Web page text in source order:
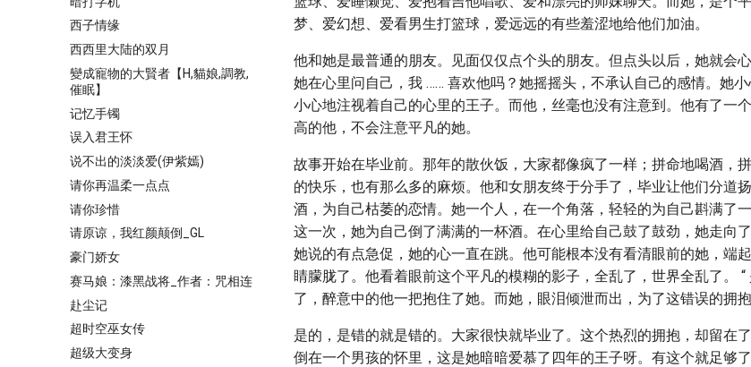
西子情缘
西西里大陆的双月
變成寵物的大賢者【H,貓娘,調教,
催眠】
记忆手镯
误入君王怀
说不出的淡淡爱(伊紫嫣)
请你再温柔一点点
请你珍惜
请原谅，我红颜颠倒_GL
豪门娇女
赛马娘：漆黑战将_作者：咒相连
赴尘记
超时空巫女传
超级大变身
梦、爱幻想、爱看男生打篮球，爱远远的有些羞涩地给他们加油。
他和她是最普通的朋友。见面仅仅点个头的朋友。但点头以后，她就会
她在心里问自己，我 …… 喜欢他吗？她摇摇头，不承认自己的感情。她小
小心地注视着自己的心里的王子。而他，丝毫也没有注意到。他有了一
高的他，不会注意平凡的她。
故事开始在毕业前。那年的散伙饭，大家都像疯了一样；拼命地喝酒，
的快乐，也有那么多的麻烦。他和女朋友终于分手了，毕业让他们分道
酒，为自己枯萎的恋情。她一个人，在一个角落，轻轻的为自己斟满了
这一次，她为自己倒了满满的一杯酒。在心里给自己鼓了鼓劲，她走向了
她说的有点急促，她的心一直在跳。他可能根本没有看清眼前的她，端
睛朦胧了。他看着眼前这个平凡的模糊的影子，全乱了，世界全乱了。 “
了，醉意中的他一把抱住了她。而她，眼泪倾泄而出，为了这错误的拥抱
是的，是错的就是错的。大家很快就毕业了。这个热烈的拥抱，却留在
倒在一个男孩的怀里，这是她暗暗爱慕了四年的王子呀。有这个就足够